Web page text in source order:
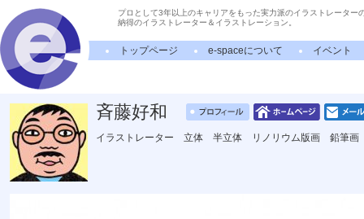
プロとして3年以上のキャリアをもった実力派のイラストレーター
納得のイラストレーター＆イラストレーション。
トップページ e-spaceについて イベント
斉藤好和
イラストレーター 立体 半立体 リノリウム版画 鉛筆画